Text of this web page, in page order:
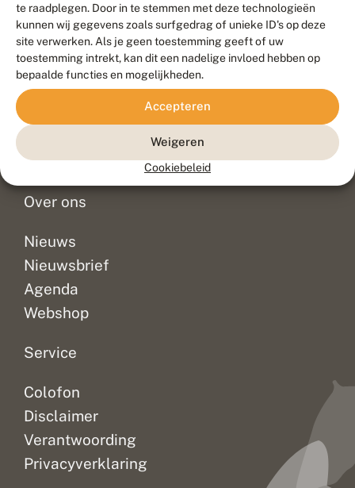
te raadplegen. Door in te stemmen met deze technologieën
kunnen wij gegevens zoals surfgedrag of unieke ID's op deze
site verwerken. Als je geen toestemming geeft of uw
toestemming intrekt, kan dit een nadelige invloed hebben op
bepaalde functies en mogelijkheden.
Accepteren
Weigeren
Cookiebeleid
Contact
Veelgestelde vragen
Doneer
Over ons
Nieuws
Nieuwsbrief
Agenda
Webshop
Service
Colofon
Disclaimer
Verantwoording
Privacyverklaring
Meld waarnemingen© 2026 Vlinderstichting
Duurzaam ontwikkeld door
Go2People
, ontworpen door
Blue Field Agency
Privacy
Disclaimer
Sitemap